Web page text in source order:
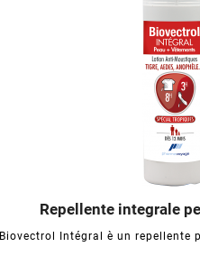
Repellente integrale
Biovectrol Intégral è un repellente
 